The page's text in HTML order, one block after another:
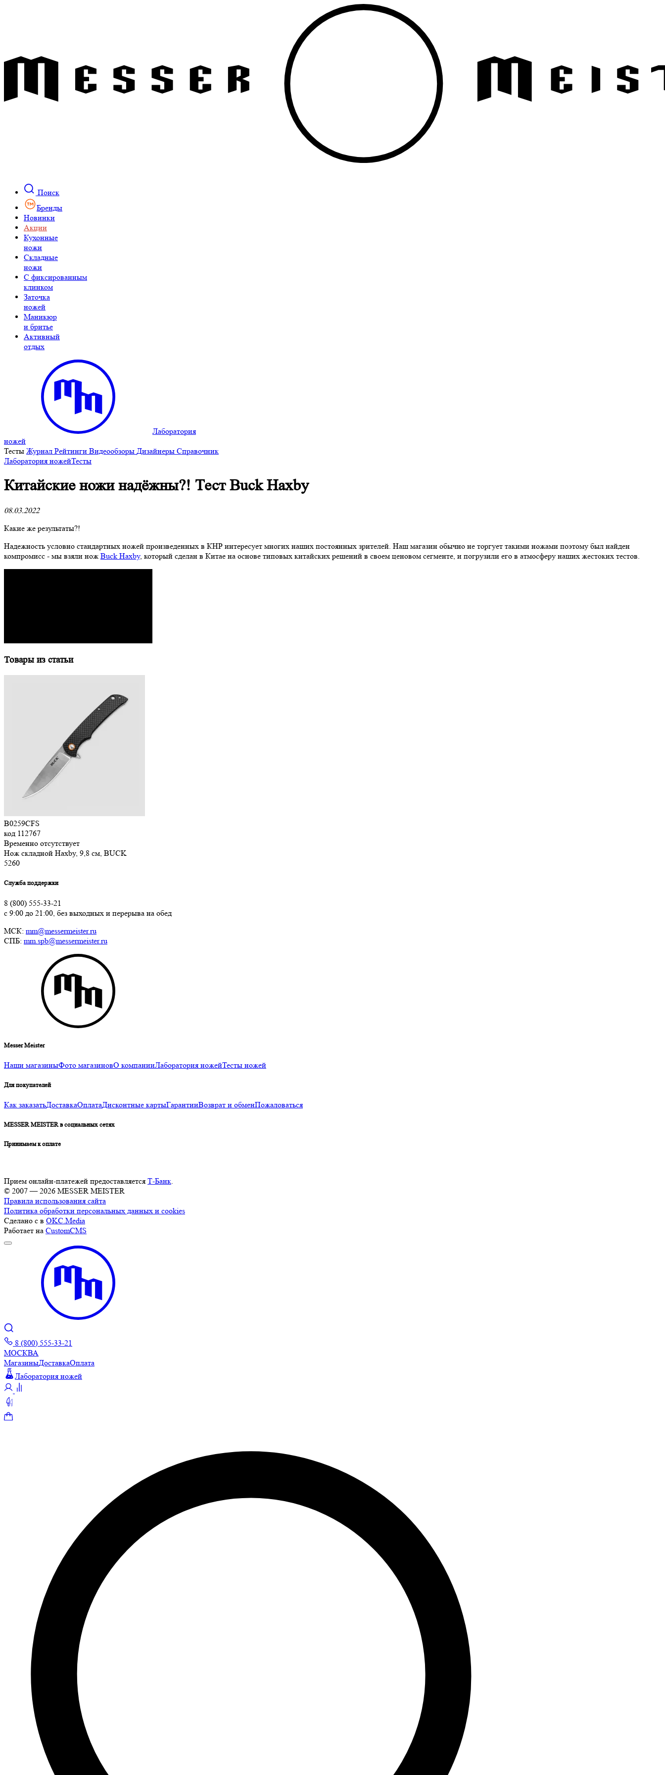
Поиск
Бренды
Новинки
Акции
Кухонные
ножи
Складные
ножи
C фиксированным
клинком
Заточка
ножей
Маникюр
и бритье
Активный
отдых
Лаборатория
ножей
Тесты Журнал Рейтинги Видеообзоры Дизайнеры Справочник
Лаборатория ножейТесты
Китайские ножи надёжны?! Тест Buck Haxby
08.03.2022
Какие же результаты?!
Надежность условно стандартных ножей произведенных в КНР интересует многих наших постоянных зрителей. Наш магазин обычно не торгует такими ножами поэтому был найден
компромисс - мы взяли нож Buck Haxby, который сделан в Китае на основе типовых китайских решений в своем ценовом сегменте, и погрузили его в атмосферу наших жестоких тестов.
Товары из статьи
B0259CFS
код 112767
Временно отсутствует
Нож складной Haxby, 9,8 см, BUCK
5260
Служба поддержки
8 (800) 555-33-21
с 9:00 до 21:00, без выходных и перерыва на обед
МСК: mm@messermeister.ru
СПБ: mm.spb@messermeister.ru
Messer Meister
Наши магазиныФото магазиновО компанииЛаборатория ножейТесты ножей
Для покупателей
Как заказатьДоставкаОплатаДисконтные картыГарантииВозврат и обменПожаловаться
MESSER MEISTER в социальных сетях
Принимаем к оплате
Прием онлайн-платежей предоставляется Т-Банк
© 2007 — 2026 MESSER MEISTER
Правила использования сайта
Политика обработки персональных данных и cookies
Сделано с в OKC.Media
Работает на CustomCMS
8 (800) 555-33-21
МОСКВА
МагазиныДоставкаОплата
Лаборатория ножей